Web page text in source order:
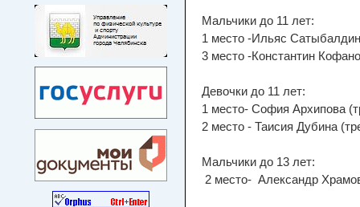
Мальчики до 11 лет:
1 место -Ильяс
3 место -Константин
Девочки до 11 лет:
1 место- София Архипова
2 место - Таисия Дубина
Мальчики до 13 лет:
2 место- Александр